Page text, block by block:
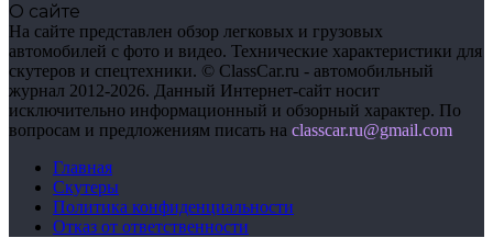
О сайте
На сайте представлен обзор легковых и грузовых
автомобилей с фото и видео. Технические характеристики для
скутеров и спецтехники. © ClassCar.ru - автомобильный
журнал 2012-2026. Данный Интернет-сайт носит
исключительно информационный и обзорный характер. По
вопросам и предложениям писать на сlasscar.ru@gmail.com
Главная
Скутеры
Политика конфиденциальности
Отказ от ответственности